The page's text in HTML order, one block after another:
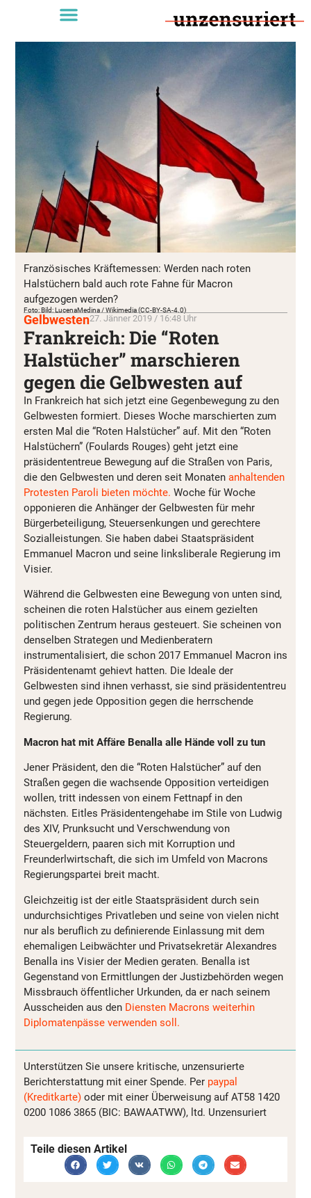
Französisches Kräftemessen: Werden nach roten
Halstüchern bald auch rote Fahne für Macron
aufgezogen werden?
Foto: Bild: LucenaMedina / Wikimedia (CC-BY-SA-4.0)
Gelbwesten27. Jänner 2019 / 16:48 Uhr
Frankreich: Die “Roten
Halstücher” marschieren
gegen die Gelbwesten auf
In Frankreich hat sich jetzt eine Gegenbewegung zu den
Gelbwesten formiert. Dieses Woche marschierten zum
ersten Mal die “Roten Halstücher” auf. Mit den “Roten
Halstüchern” (Foulards Rouges) geht jetzt eine
präsidententreue Bewegung auf die Straßen von Paris,
die den Gelbwesten und deren seit Monaten anhaltenden
Protesten Paroli bieten möchte. Woche für Woche
opponieren die Anhänger der Gelbwesten für mehr
Bürgerbeteiligung, Steuersenkungen und gerechtere
Sozialleistungen. Sie haben dabei Staatspräsident
Emmanuel Macron und seine linksliberale Regierung im
Visier.
Während die Gelbwesten eine Bewegung von unten sind,
scheinen die roten Halstücher aus einem gezielten
politischen Zentrum heraus gesteuert. Sie scheinen von
denselben Strategen und Medienberatern
instrumentalisiert, die schon 2017 Emmanuel Macron ins
Präsidentenamt gehievt hatten. Die Ideale der
Gelbwesten sind ihnen verhasst, sie sind präsidententreu
und gegen jede Opposition gegen die herrschende
Regierung.
Macron hat mit Affäre Benalla alle Hände voll zu tun
Jener Präsident, den die “Roten Halstücher” auf den
Straßen gegen die wachsende Opposition verteidigen
wollen, tritt indessen von einem Fettnapf in den
nächsten. Eitles Präsidentengehabe im Stile von Ludwig
des XIV, Prunksucht und Verschwendung von
Steuergeldern, paaren sich mit Korruption und
Freunderlwirtschaft, die sich im Umfeld von Macrons
Regierungspartei breit macht.
Gleichzeitig ist der eitle Staatspräsident durch sein
undurchsichtiges Privatleben und seine von vielen nicht
nur als beruflich zu definierende Einlassung mit dem
ehemaligen Leibwächter und Privatsekretär Alexandres
Benalla ins Visier der Medien geraten. Benalla ist
Gegenstand von Ermittlungen der Justizbehörden wegen
Missbrauch öffentlicher Urkunden, da er nach seinem
Ausscheiden aus den Diensten Macrons weiterhin
Diplomatenpässe verwenden soll.
Unterstützen Sie unsere kritische, unzensurierte
Berichterstattung mit einer Spende. Per paypal
(Kreditkarte) oder mit einer Überweisung auf AT58 1420
0200 1086 3865 (BIC: BAWAATWW), ltd. Unzensuriert
Teile diesen Artikel